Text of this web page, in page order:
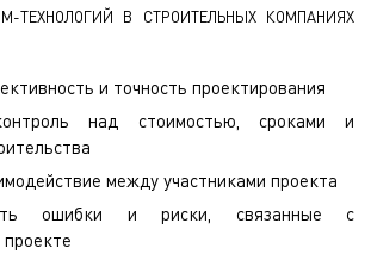
ТЕХНОЛОГИЙ В СТРОИТЕЛЬНЫХ КОМПАНИЯХ
и точность проектирования
над стоимостью, сроками и
между участниками проекта
ошибки и риски, связанные с